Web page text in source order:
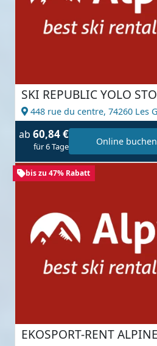
SKI REPUBLIC YOLO
448 rue du centre, 74260 Les
ab 60,84 €
für 6 Tage Online buchen
bis zu 47% Rabatt
EKOSPORT-RENT